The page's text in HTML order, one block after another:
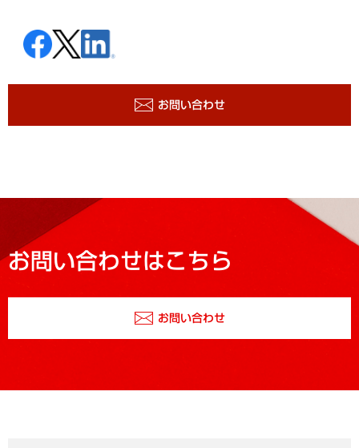
お問い合わせ
お問い合わせはこちら
お問い合わせ